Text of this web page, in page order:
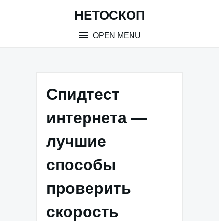
НЕТОСКОП
OPEN MENU
Спидтест
интернета —
лучшие
способы
проверить
скорость